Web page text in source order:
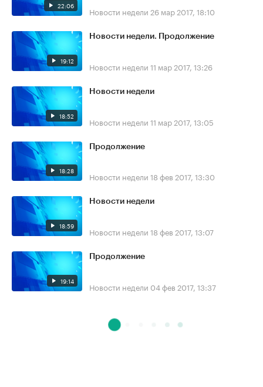
22:06 Новости недели 26 мар 2017, 18:10
19:12
Новости недели. Продолжение
Новости недели 11 мар 2017, 13:26
18:52
Новости недели
Новости недели 11 мар 2017, 13:05
18:28
Продолжение
Новости недели 18 фев 2017, 13:30
18:59
Новости недели
Новости недели 18 фев 2017, 13:07
19:14
Продолжение
Новости недели 04 фев 2017, 13:37